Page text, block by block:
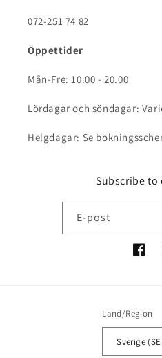
072-251 74 82
Öppettider
Mån-Fre: 10.00 - 20.00
Lördagar och söndagar:
Helgdagar: Se
Subscribe to
E-post
Land/Region
Sverige